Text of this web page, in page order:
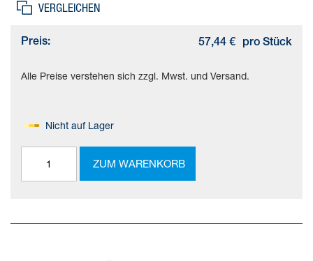
VERGLEICHEN
Preis: 57,44 € pro Stück
Alle Preise verstehen sich zzgl. Mwst. und Versand.
Nicht auf Lager
ZUM WARENKORB